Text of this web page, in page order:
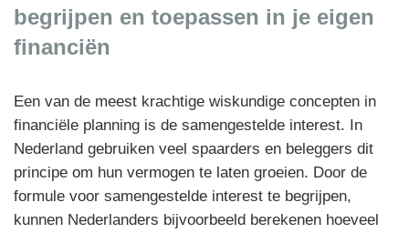
begrijpen en toepassen in je eigen
financiën
Een van de meest krachtige wiskundige concepten in
financiële planning is de samengestelde interest. In
Nederland gebruiken veel spaarders en beleggers dit
principe om hun vermogen te laten groeien. Door de
formule voor samengestelde interest te begrijpen,
kunnen Nederlanders bijvoorbeeld berekenen hoeveel